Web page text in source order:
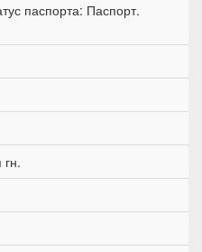
паспорта: Паспорт.